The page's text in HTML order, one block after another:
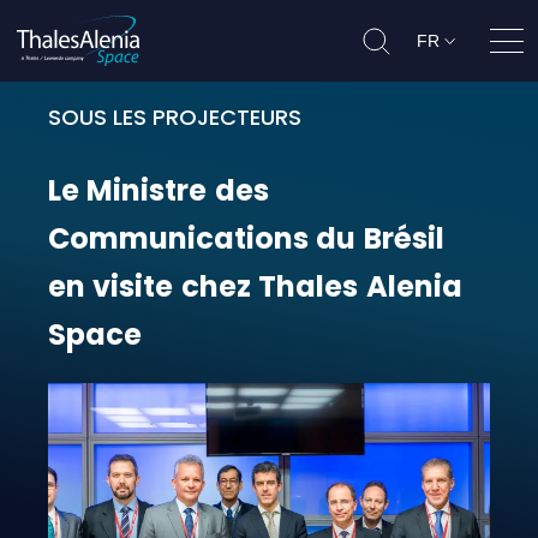
FR
SOUS LES PROJECTEURS
Le Ministre des Communications
Le Ministre des
Communications du Brésil
en visite chez Thales Alenia
Space